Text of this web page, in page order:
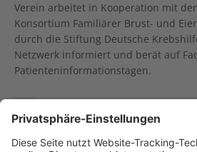
Verein arbeitet in Kooperation mit
Konsortium Familiärer Brust- und
durch die Stiftung Deutsche
Netzwerk informiert und berät auf
Patienteninformationstagen.